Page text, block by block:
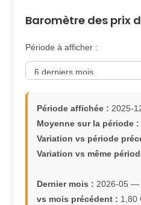
Baromètre des prix
Période à afficher :
Période affichée : 2025-
Moyenne sur la période :
Variation vs période
Variation vs même
Dernier mois : 2026-05 —
vs mois précédent : 1,80